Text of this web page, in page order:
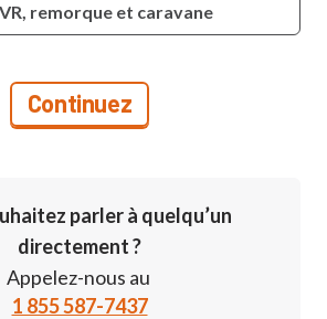
remorque et caravane
parler à quelqu’un
directement ?
Appelez-nous au
1 855 587-7437